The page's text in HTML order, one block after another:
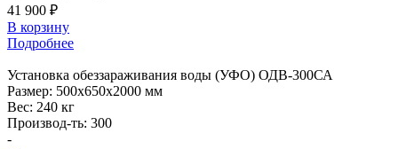
41 900 ₽
В корзину
Подробнее
Установка обеззараживания воды (УФО) ОДВ-300СА
Размер: 500x650x2000 мм
Вес: 240 кг
Производ-ть: 300
-